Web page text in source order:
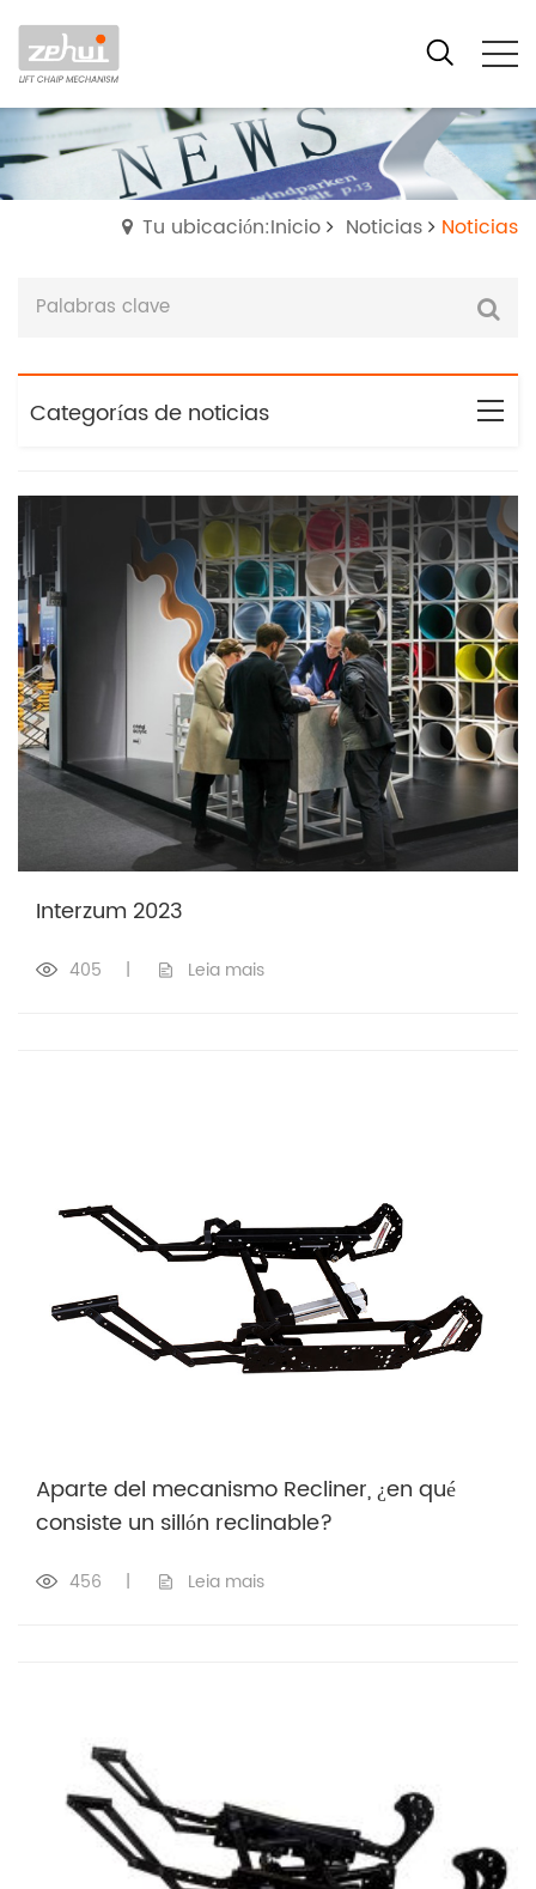
Tu ubicación:Inicio Noticias Noticias
Categorías de noticias
Interzum 2023
405 | Leia mais
Aparte del mecanismo Recliner, ¿en qué
consiste un sillón reclinable?
456 | Leia mais